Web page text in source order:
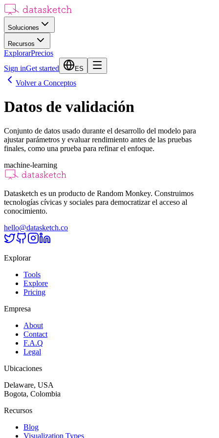
Soluciones
Recursos
ExplorarPrecios
Sign inGet started ES
Volver a Conceptos
Datos de validación
Conjunto de datos usado durante el desarrollo del modelo para
ajustar parámetros y evaluar rendimiento antes de las pruebas
finales, como una prueba para refinar el enfoque.
machine-learning
Datasketch es un producto de Random Monkey. Construimos
tecnologías cívicas y sociales para democratizar el acceso al
conocimiento.
hello@datasketch.co
Explorar
Tools
Explore
Pricing
Empresa
About
Contact
F.A.Q
Legal
Ubicaciones
Delaware, USA
Bogota, Colombia
Recursos
Blog
Visualization Types